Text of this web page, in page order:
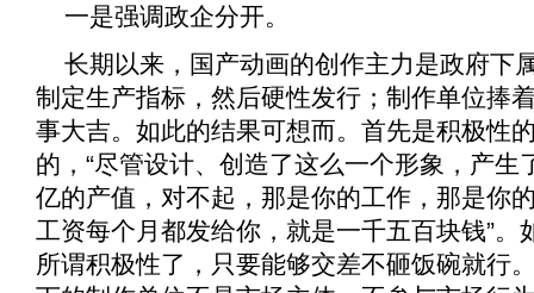
一是强调政企分开。
长期以来，国产动画的创作主力是政府下
制定生产指标，然后硬性发行；制作单位捧
事大吉。如此的结果可想而。首先是积极性
的，“尽管设计、创造了这么一个形象，产
亿的产值，对不起，那是你的工作，那是你
工资每个月都发给你，就是一千五百块钱”
所谓积极性了，只要能够交差不砸饭碗就行